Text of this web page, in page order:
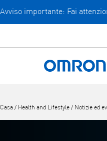
Vai
contenuto
principale
Avviso importante: Fai
Casa / Health and Lifestyle / Notizie ed